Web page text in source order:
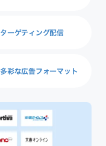
ターゲティング配信
多彩な広告フォーマット